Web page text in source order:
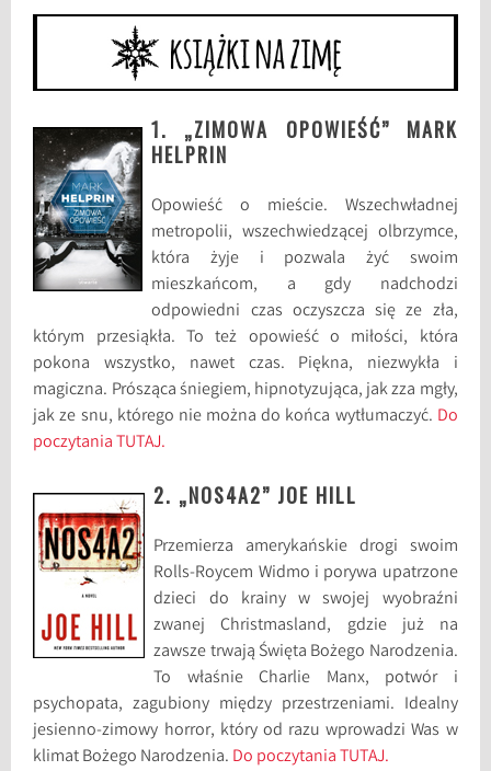
1. „ZIMOWA OPOWIEŚĆ” MARK
HELPRIN
Opowieść o mieście. Wszechwładnej
metropolii, wszechwiedzącej olbrzymce,
która żyje i pozwala żyć swoim
mieszkańcom, a gdy nadchodzi
odpowiedni czas oczyszcza się ze zła,
którym przesiąkła. To też opowieść o miłości, która
pokona wszystko, nawet czas. Piękna, niezwykła i
magiczna. Prósząca śniegiem, hipnotyzująca, jak zza mgły,
jak ze snu, którego nie można do końca wytłumaczyć. Do
poczytania TUTAJ.
2. „NOS4A2” JOE HILL
Przemierza amerykańskie drogi swoim
Rolls-Roycem Widmo i porywa upatrzone
dzieci do krainy w swojej wyobraźni
zwanej Christmasland, gdzie już na
zawsze trwają Święta Bożego Narodzenia.
To właśnie Charlie Manx, potwór i
psychopata, zagubiony między przestrzeniami. Idealny
jesienno-zimowy horror, który od razu wprowadzi Was w
klimat Bożego Narodzenia. Do poczytania TUTAJ.